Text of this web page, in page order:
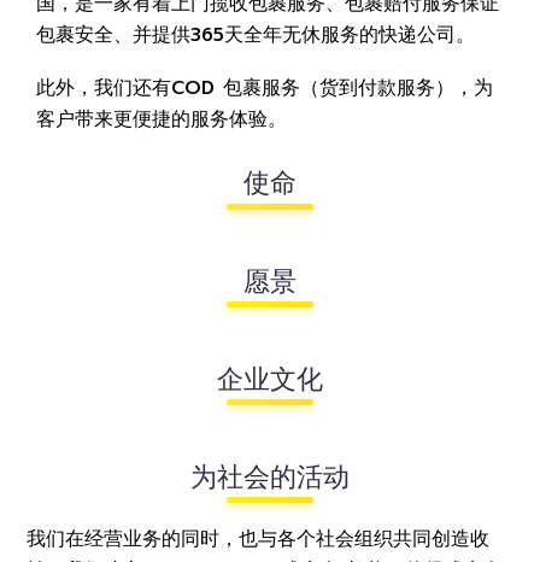
包裹安全、并提供365天全年无休服务的快递公司。
此外，我们还有COD 包裹服务（货到付款服务），为
客户带来更便捷的服务体验。
使命
愿景
企业文化
为社会的活动
我们在经营业务的同时，也与各个社会组织共同创造收